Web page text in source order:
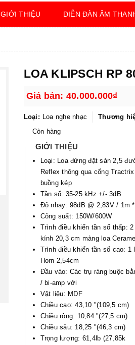
GIỚI THIỆU DIỄN ĐÀN ÂM
LOA KLIPSCH RP
Giá bán: 40.000.000₫
Loại: Loa nghe nhạc Thương
Còn hàng
GIỚI THIỆU
Loại: Loa đứng đặt sàn 2,5
Reflex thông qua cổng
buồng kép
Tần số: 35-25 kHz +/- 3dB
Độ nhạy: 98dB @ 2,83V / 1m *
Công suất: 150W/600W
Trình điều khiển tần số thấp:
kính 20,3 cm màng loa
Trình điều khiển tần số cao: 1
Horn 2,54cm
Đầu vào: Các trụ ràng buộc
/ bi-amp với
Vật liệu: MDF
Chiều cao: 43,10 "(109,5 cm)
Chiều rộng: 10,84 "(27,5 cm)
Chiều sâu: 18,25 "(46,3 cm)
Trọng lượng: 61,4lb (27,85k